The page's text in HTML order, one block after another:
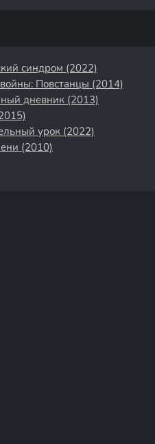
синдром (2022)
Повстанцы (2014)
дневник (2013)
урок (2022)
(2010)